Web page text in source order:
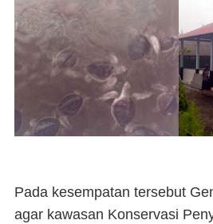
Pada kesempatan tersebut
agar kawasan Konservasi